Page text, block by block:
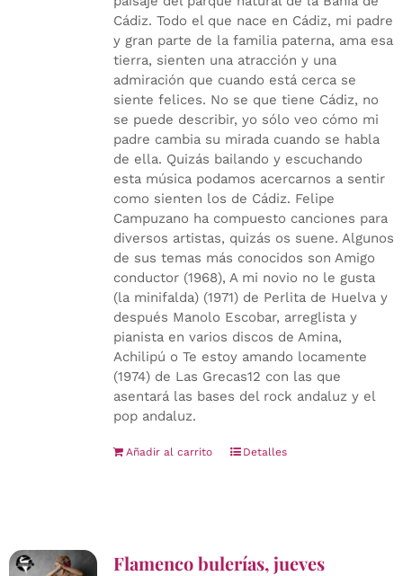
Cádiz. Todo el que nace en Cádiz, mi padre
y gran parte de la familia paterna, ama esa
tierra, sienten una atracción y una
admiración que cuando está cerca se
siente felices. No se que tiene Cádiz, no
se puede describir, yo sólo veo cómo mi
padre cambia su mirada cuando se habla
de ella. Quizás bailando y escuchando
esta música podamos acercarnos a sentir
como sienten los de Cádiz. Felipe
Campuzano ha compuesto canciones para
diversos artistas, quizás os suene. Algunos
de sus temas más conocidos son Amigo
conductor (1968), A mi novio no le gusta
(la minifalda) (1971) de Perlita de Huelva y
después Manolo Escobar, arreglista y
pianista en varios discos de Amina,
Achilipú o Te estoy amando locamente
(1974) de Las Grecas12 con las que
asentará las bases del rock andaluz y el
pop andaluz.
Añadir al carrito Detalles
Flamenco bulerías, jueves